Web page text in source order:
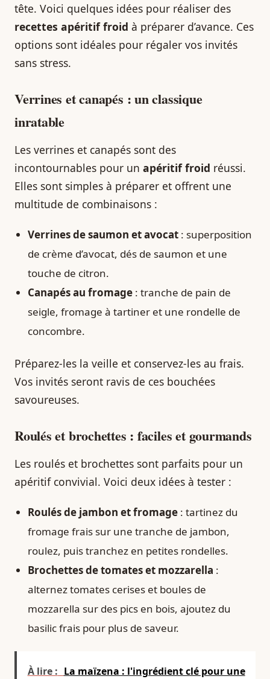
tête. Voici quelques idées pour réaliser des
recettes apéritif froid à préparer d’avance. Ces
options sont idéales pour régaler vos invités
sans stress.
Verrines et canapés : un classique
inratable
Les verrines et canapés sont des
incontournables pour un apéritif froid réussi.
Elles sont simples à préparer et offrent une
multitude de combinaisons :
Verrines de saumon et avocat : superposition
de crème d’avocat, dés de saumon et une
touche de citron.
Canapés au fromage : tranche de pain de
seigle, fromage à tartiner et une rondelle de
concombre.
Préparez-les la veille et conservez-les au frais.
Vos invités seront ravis de ces bouchées
savoureuses.
Roulés et brochettes : faciles et gourmands
Les roulés et brochettes sont parfaits pour un
apéritif convivial. Voici deux idées à tester :
Roulés de jambon et fromage : tartinez du
fromage frais sur une tranche de jambon,
roulez, puis tranchez en petites rondelles.
Brochettes de tomates et mozzarella :
alternez tomates cerises et boules de
mozzarella sur des pics en bois, ajoutez du
basilic frais pour plus de saveur.
À lire : La maïzena : l'ingrédient clé pour une